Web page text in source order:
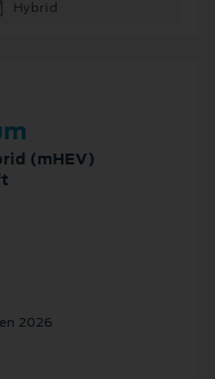
Hybrid
(mHEV)
2026